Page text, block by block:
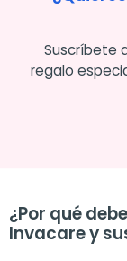
Suscríbete
regalo
¿Por qué
Invacare y